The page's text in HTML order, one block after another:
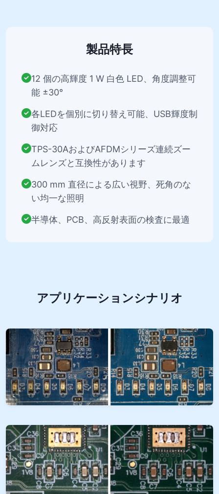
製品特長
12 個の高輝度 1 W 白色 LED、角度調整可
能 ±30°
各LEDを個別に切り替え可能、USB輝度制
御対応
TPS-30AおよびAFDMシリーズ連続ズー
ムレンズと互換性があります
300 mm 直径による広い視野、死角のな
い均一な照明
半導体、PCB、高反射表面の検査に最適
アプリケーションシナリオ